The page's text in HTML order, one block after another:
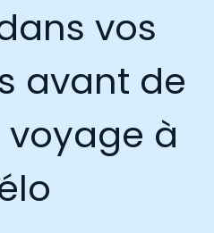
vos
avant de
à